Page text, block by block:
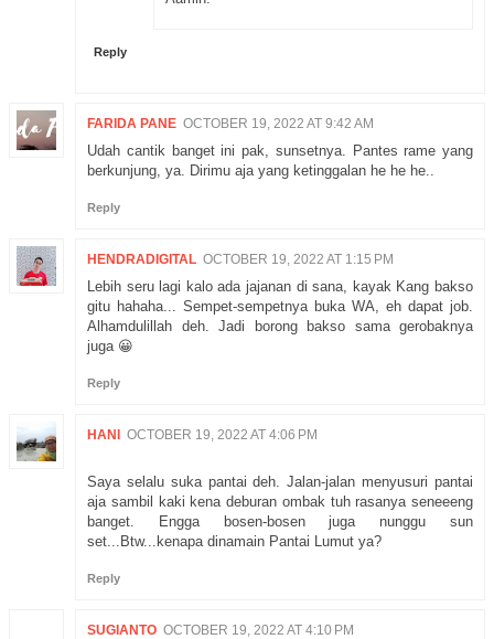
Reply
FARIDA PANE OCTOBER 19, 2022 AT 9:42 AM
Udah cantik banget ini pak, sunsetnya. Pantes rame yang
berkunjung, ya. Dirimu aja yang ketinggalan he he he..
Reply
HENDRADIGITAL OCTOBER 19, 2022 AT 1:15 PM
Lebih seru lagi kalo ada jajanan di sana, kayak Kang bakso
gitu hahaha... Sempet-sempetnya buka WA, eh dapat job.
Alhamdulillah deh. Jadi borong bakso sama gerobaknya
juga 😀
Reply
HANI OCTOBER 19, 2022 AT 4:06 PM
Saya selalu suka pantai deh. Jalan-jalan menyusuri pantai
aja sambil kaki kena deburan ombak tuh rasanya seneeeng
banget. Engga bosen-bosen juga nunggu sun
set...Btw...kenapa dinamain Pantai Lumut ya?
Reply
SUGIANTO OCTOBER 19, 2022 AT 4:10 PM